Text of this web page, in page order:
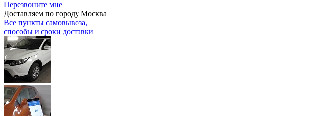
Перезвоните мне
Доставляем по городу Москва
Все пункты самовывоза,
способы и сроки доставки